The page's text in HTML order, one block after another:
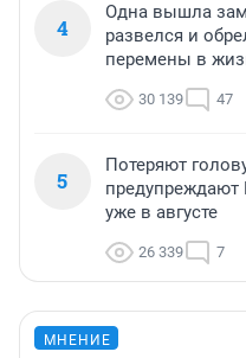
4
Одна вышла
развелся и
перемены в
30 139 47
5
Потеряют
предупреждают
уже в августе
26 339 7
МНЕНИЕ